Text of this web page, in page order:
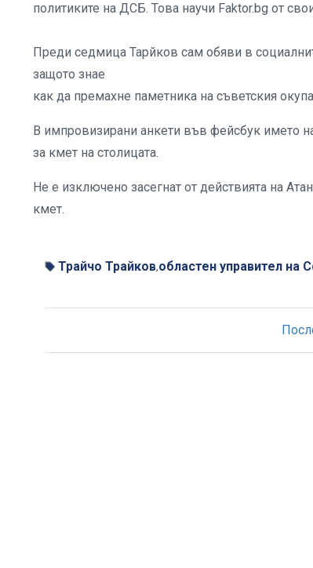
политиките на ДСБ. Това научи Faktor.bg от
Преди седмица Тарйков сам обяви в
защото знае
как да премахне паметника на съветския
В импровизирани анкети във фейсбук името
за кмет на столицата.
Не е изключено засегнат от действията на
кмет.
Трайчо Трайков,областен управител на